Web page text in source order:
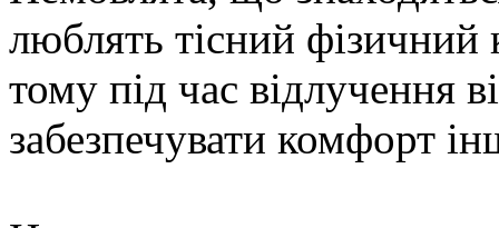
люблять тісний фізичний
тому під час відлучення
забезпечувати комфорт